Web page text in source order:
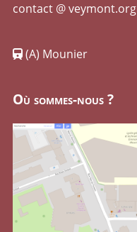
contact @ veymont.org
(A) Mounier
Où sommes-nous ?